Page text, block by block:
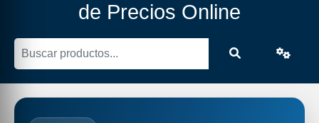
de Precios Online